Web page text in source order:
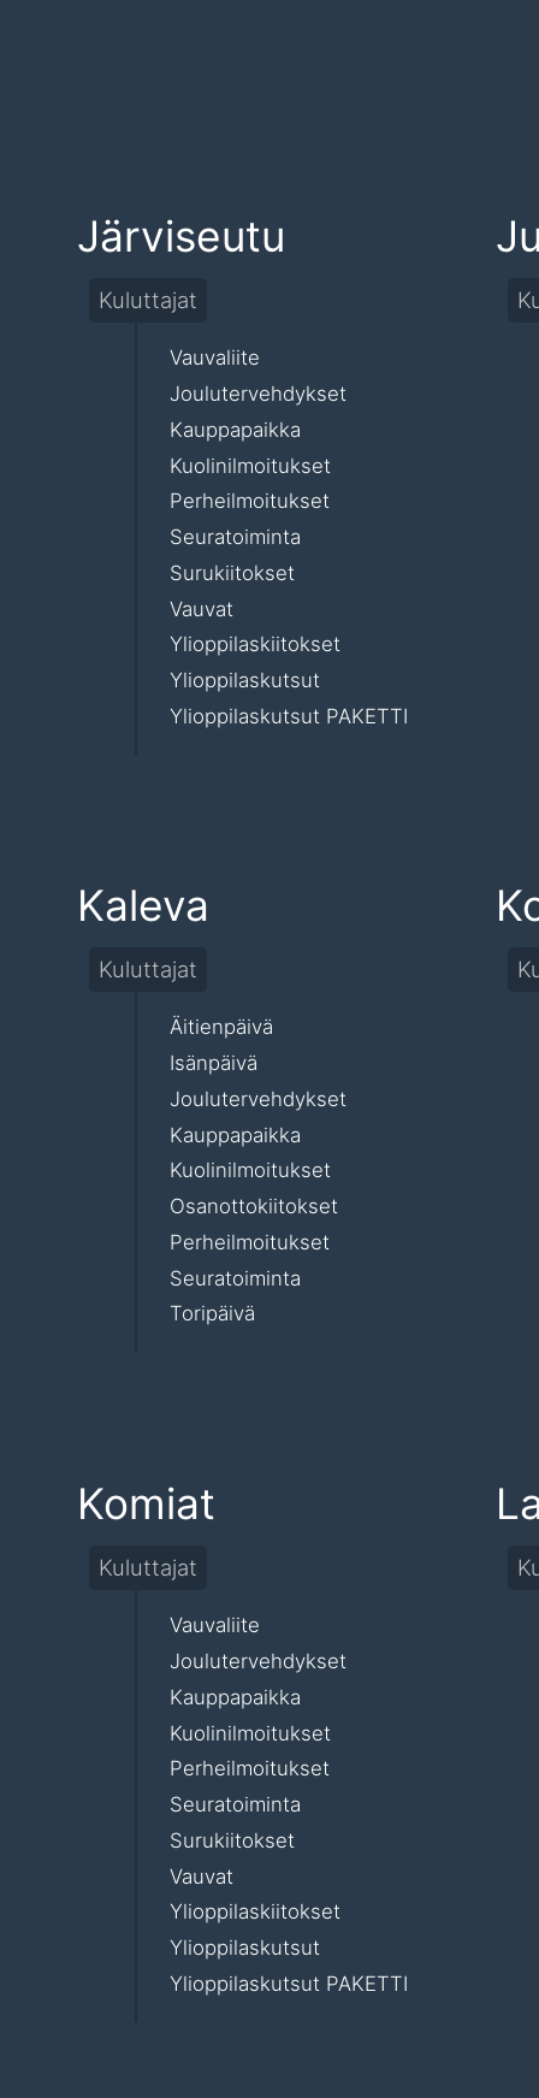
Järviseutu
Kuluttajat
Vauvaliite
Joulutervehdykset
Kauppapaikka
Kuolinilmoitukset
Perheilmoitukset
Seuratoiminta
Surukiitokset
Vauvat
Ylioppilaskiitokset
Ylioppilaskutsut
Ylioppilaskutsut PAKETTI
Kaleva
Kuluttajat
Äitienpäivä
Isänpäivä
Joulutervehdykset
Kauppapaikka
Kuolinilmoitukset
Osanottokiitokset
Perheilmoitukset
Seuratoiminta
Toripäivä
Komiat
Kuluttajat
Vauvaliite
Joulutervehdykset
Kauppapaikka
Kuolinilmoitukset
Perheilmoitukset
Seuratoiminta
Surukiitokset
Vauvat
Ylioppilaskiitokset
Ylioppilaskutsut
Ylioppilaskutsut PAKETTI